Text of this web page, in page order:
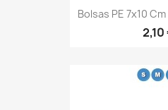
Bolsas PE 7x10
2,10